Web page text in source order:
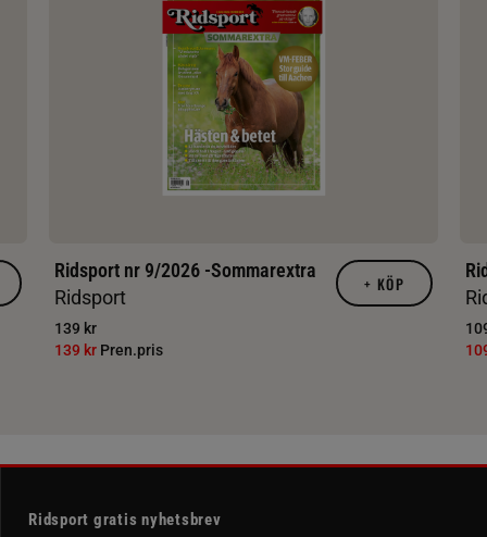
Ridsport nr 9/2026 -Sommarextra
Ridsport
139 kr
139 kr Pren.pris
+ KÖP
Ridsport gratis nyhetsbrev